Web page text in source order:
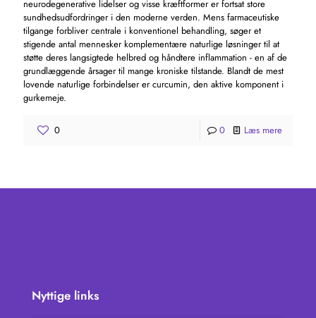
neurodegenerative lidelser og visse kræftformer er fortsat store
sundhedsudfordringer i den moderne verden. Mens farmaceutiske
tilgange forbliver centrale i konventionel behandling, søger et
stigende antal mennesker komplementære naturlige løsninger til at
støtte deres langsigtede helbred og håndtere inflammation - en af ​​de
grundlæggende årsager til mange kroniske tilstande. Blandt de mest
lovende naturlige forbindelser er curcumin, den aktive komponent i
gurkemeje.
0 0 Læs mere
Nyttige links